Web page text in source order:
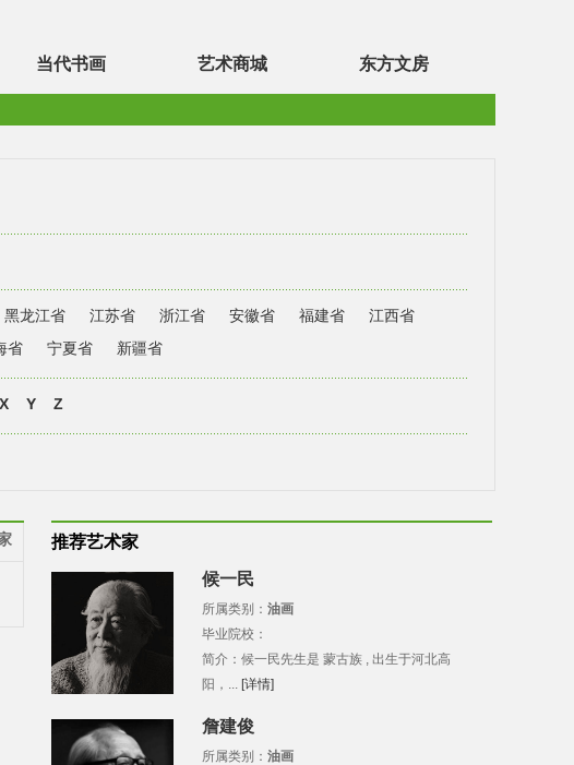
当代书画 艺术商城 东方文房
黑龙江省 江苏省 浙江省 安徽省 福建省
江西省
省 宁夏省 新疆省
X Y Z
推荐艺术家
候一民
所属类别： 油画
毕业院校：
简介：候一民先生是 蒙古族 , 出生于河北高
阳，... [详情]
詹建俊
所属类别： 油画